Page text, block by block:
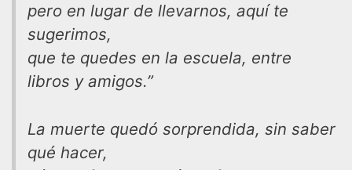
pero en lugar de llevarnos, aquí te
sugerimos,
que te quedes en la escuela, entre
libros y amigos.”
La muerte quedó sorprendida, sin saber
qué hacer,